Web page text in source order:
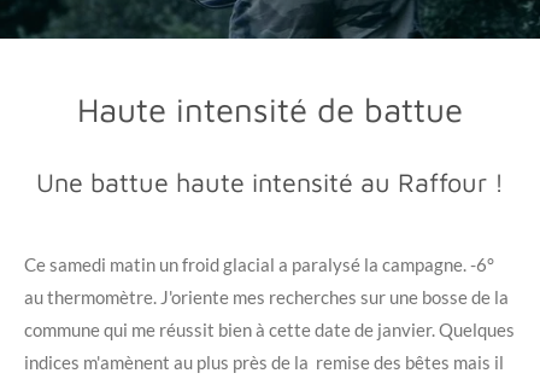
Haute intensité de battue
Une battue haute intensité au Raffour !
Ce samedi matin un froid glacial a paralysé la campagne. -6°
au thermomètre. J'oriente mes recherches sur une bosse de la
commune qui me réussit bien à cette date de janvier. Quelques
indices m'amènent au plus près de la remise des bêtes mais il